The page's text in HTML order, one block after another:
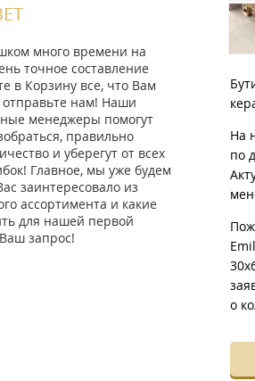
много времени на
точное составление
в Корзину все, что Вам
отправьте нам! Наши
менеджеры помогут
правильно
и уберегут от всех
Главное, мы уже будем
заинтересовало из
ассортимента и какие
для нашей первой
запрос!
На
по
о